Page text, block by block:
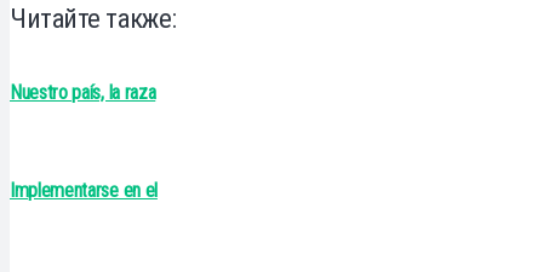
Читайте также:
Nuestro país, la raza
Implementarse en el